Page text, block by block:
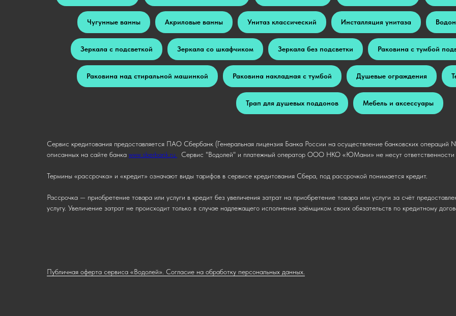
Чугунные ванны Акриловые ванны Унитаз классический Инсталляция унитаза
Зеркала с подсветкой Зеркала со шкафчиком Зеркала без подсветки Раковина с тумбой
Раковина над стиральной машинкой Раковина накладная с тумбой Душевые ограждения
Трап для душевых поддонов Мебель и аксессуары
Сервис кредитования предоставляется ПАО Сбербанк (Генеральная лицензия Банка России на осуществление банковских
описанных на сайте банка www.sberbank.ru. Сервис "Водолей" и платежный оператор ООО НКО «ЮМани» не несут ответственности
Термины «рассрочка» и «кредит» означают виды тарифов в сервисе кредитования Сбера, под рассрочкой понимается кредит.
Рассрочка — приобретение товара или услуги в кредит без увеличения затрат на приобретение товара или услуги за счёт
услугу. Увеличение затрат не происходит только в случае надлежащего исполнения заёмщиком своих обязательств по кредитному
Публичная оферта сервиса «Водолей». Согласие на обработку персональных данных.